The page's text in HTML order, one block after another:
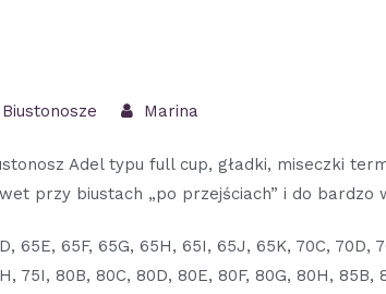
Biustonosze Marina
Adel typu full cup, gładki, miseczki
przy biustach „po przejściach” i do bardzo
65E, 65F, 65G, 65H, 65I, 65J, 65K, 70C, 70D,
75I, 80B, 80C, 80D, 80E, 80F, 80G, 80H, 85B,